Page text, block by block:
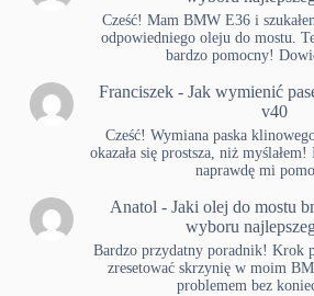
Cześć! Mam BMW E36 i
odpowiedniego oleju do mostu.
bardzo pomocny!
Franciszek- Jak wymienić
v40
Cześć! Wymiana paska
okazała się prostsza, niż
naprawdę mi
Anatol - Jaki olej do mostu
wyboru
Bardzo przydatny poradnik! Krok
zresetować skrzynię w moim
problemem bez